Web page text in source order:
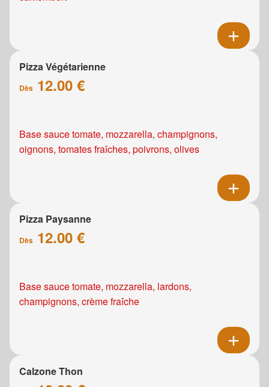
Pizza Végétarienne
Dès 12.00 €
Base sauce tomate, mozzarella, champignons,
oignons, tomates fraîches, poivrons, olives
Pizza Paysanne
Dès 12.00 €
Base sauce tomate, mozzarella, lardons,
champignons, crème fraîche
Calzone Thon